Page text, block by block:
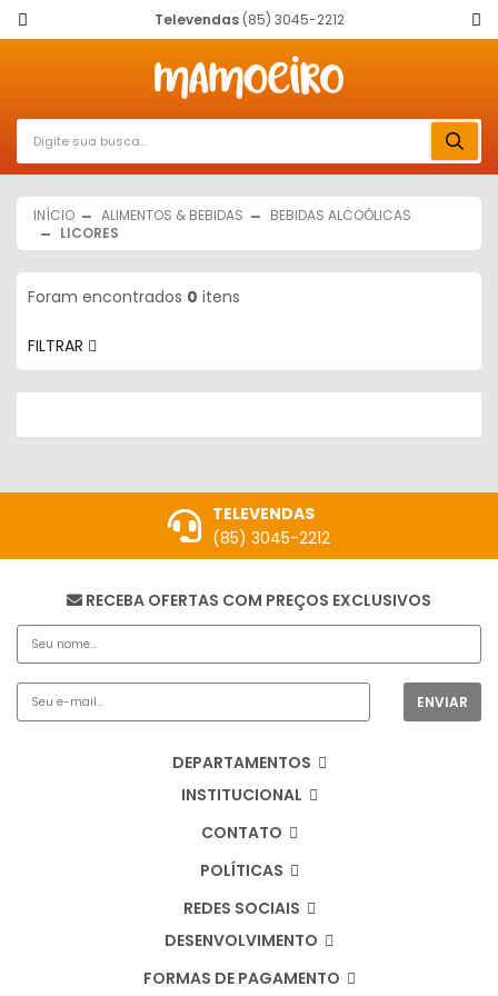
Televendas(85) 3045-2212
INÍCIO ALIMENTOS & BEBIDAS
BEBIDAS ALCOÓLICAS
LICORES
Foram encontrados 0 itens
FILTRAR
TELEVENDAS
(85) 3045-2212
RECEBA OFERTAS COM PREÇOS EXCLUSIVOS
DEPARTAMENTOS
INSTITUCIONAL
CONTATO
POLÍTICAS
REDES SOCIAIS
DESENVOLVIMENTO
FORMAS DE PAGAMENTO